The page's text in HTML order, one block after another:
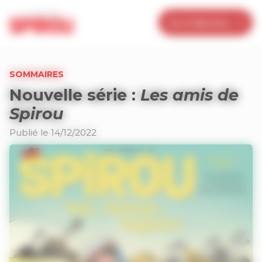
SOMMAIRES
Nouvelle série : Les amis de
Spirou
Publié le 14/12/2022